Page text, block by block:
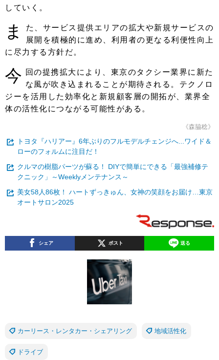
していく。
ま
た、サービス提供エリアの拡大や新規サービスの
展開を積極的に進め、利用者の更なる利便性向上
に尽力する方針だ。
今 回の提携拡大により、東京のタクシー業界に新た
な風が吹き込まれることが期待される。テクノロ
ジーを活用した効率化と新規顧客層の開拓が、業界全
体の活性化につながる可能性がある。
《森脇稔》
トヨタ『ハリアー』6年ぶりのフルモデルチェンジへ...ワイド＆
ローのフォルムに注目だ！
クルマの樹脂パーツが蘇る！ DIYで簡単にできる「最強補修テ
クニック」～Weeklyメンテナンス～
美女58人86枚！ ハートずっきゅん、女神の笑顔をお届け…東京
オートサロン2025
シェア ポスト 送る
カーリース・レンタカー・シェアリング 地域活性化
ドライブ